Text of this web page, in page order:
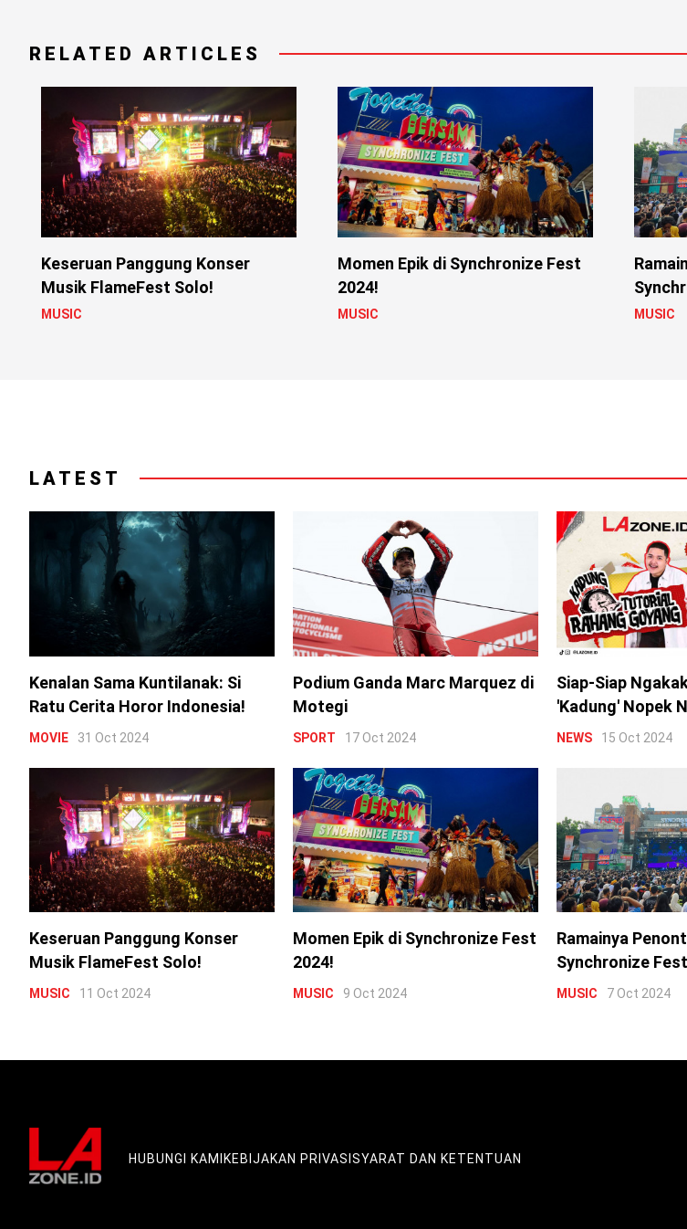
RELATED ARTICLES
Keseruan Panggung Konser
Musik FlameFest Solo!
MUSIC
Momen Epik di Synchronize Fest
2024!
MUSIC MUSIC
LATEST
Kenalan Sama Kuntilanak: Si
Ratu Cerita Horor Indonesia!
MOVIE 31 Oct 2024
Podium Ganda Marc Marquez di
Motegi
SPORT 17 Oct 2024
Siap-Siap
'Kadung' Nopek
NEWS 15 Oct 2024
Keseruan Panggung Konser
Musik FlameFest Solo!
MUSIC 11 Oct 2024
Momen Epik di Synchronize Fest
2024!
MUSIC 9 Oct 2024
Ramainya
Synchronize
MUSIC 7 Oct 2024
HUBUNGI KAMI KEBIJAKAN PRIVASI SYARAT DAN KETENTUAN